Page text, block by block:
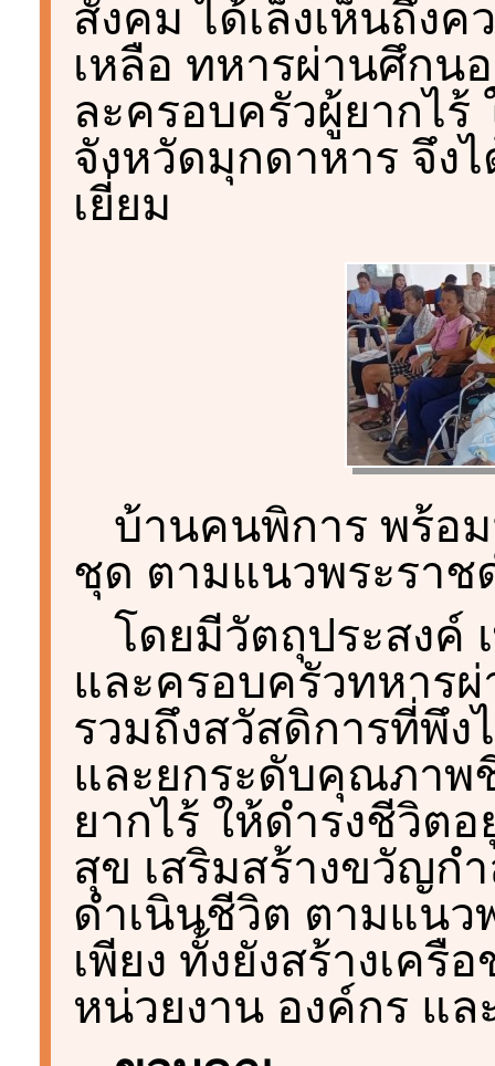
สังคม ได้เล็งเห็นถึง
เหลือ ทหารผ่านศึกน
ละครอบครัวผู้ยากไ
จังหวัดมุกดาหาร จึง
เยี่ยม
บ้านคนพิการ พร้อ
ชุด ตามแนวพระราช
โดยมีวัตถุประสงค์
และครอบครัวทหาร
รวมถึงสวัสดิการที่พึ
และยกระดับคุณภาพ
ยากไร้ ให้ดำรงชีวิต
สุข เสริมสร้างขวัญก
ดำเนินชีวิต ตามแนว
เพียง ทั้งยังสร้างเครื
หน่วยงาน องค์กร แ